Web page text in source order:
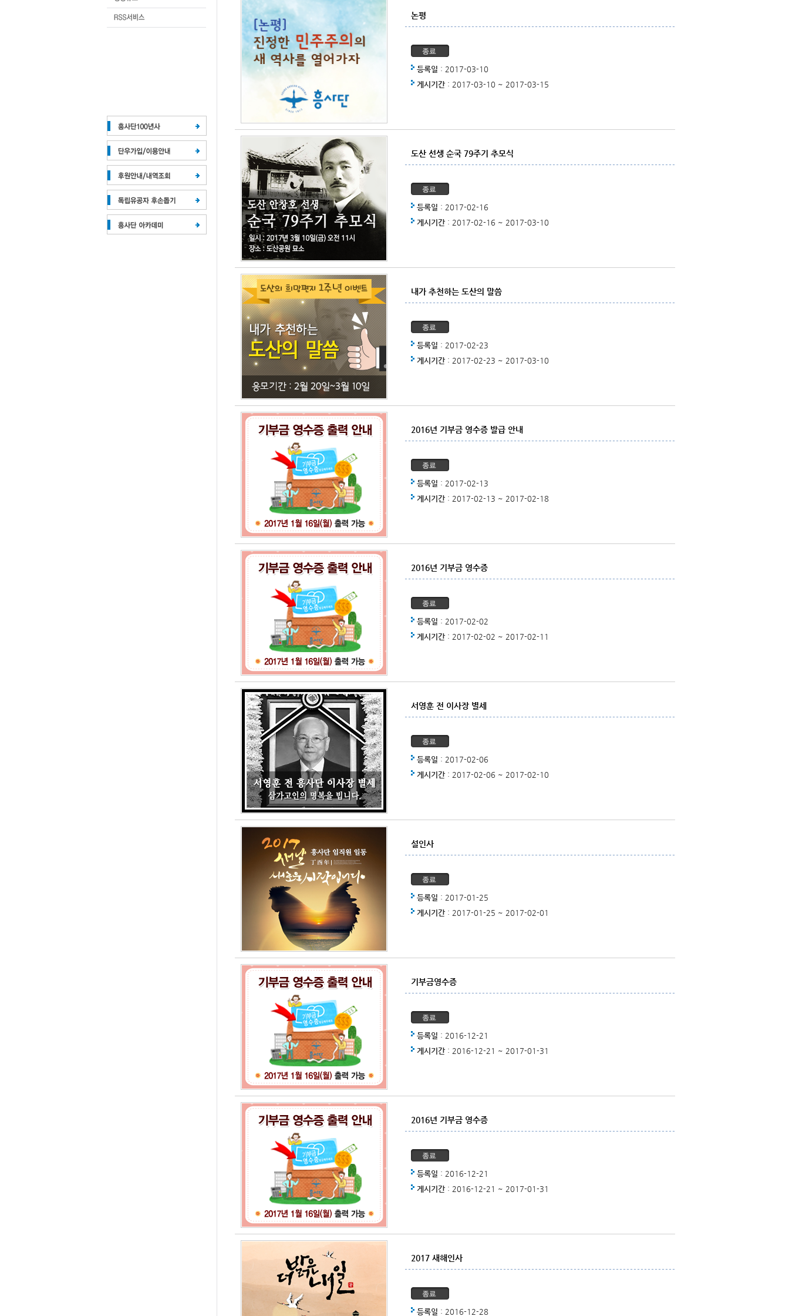
논평
등록일 : 2017-03-10
게시기간: 2017-03-10 ~ 2017-03-15
도산 선생 순국 79주기 추모식
등록일 : 2017-02-16
게시기간: 2017-02-16 ~ 2017-03-10
내가 추천하는 도산의 말씀
등록일 : 2017-02-23
게시기간: 2017-02-23 ~ 2017-03-10
2016년 기부금 영수증 발급 안내
등록일 : 2017-02-13
게시기간: 2017-02-13 ~ 2017-02-18
2016년 기부금 영수증
등록일 : 2017-02-02
게시기간: 2017-02-02 ~ 2017-02-11
서영훈 전 이사장 별세
등록일 : 2017-02-06
게시기간: 2017-02-06 ~ 2017-02-10
설인사
등록일 : 2017-01-25
게시기간: 2017-01-25 ~ 2017-02-01
기부금영수증
등록일 : 2016-12-21
게시기간: 2016-12-21 ~ 2017-01-31
2016년 기부금 영수증
등록일 : 2016-12-21
게시기간: 2016-12-21 ~ 2017-01-31
2017 새해인사
등록일 : 2016-12-28